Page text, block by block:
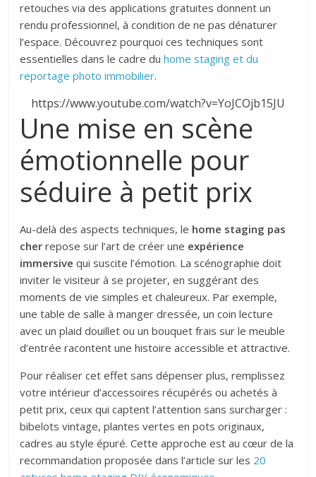
retouches via des applications gratuites donnent un
rendu professionnel, à condition de ne pas dénaturer
l’espace. Découvrez pourquoi ces techniques sont
essentielles dans le cadre duhome staging et du
reportage photo immobilier.
https://www.youtube.com/watch?v=YoJCOjb15JU
Une mise en scène
émotionnelle pour
séduire à petit prix
Au-delà des aspects techniques, le home staging pas
cher repose sur l’art de créer une expérience
immersive qui suscite l’émotion. La scénographie doit
inviter le visiteur à se projeter, en suggérant des
moments de vie simples et chaleureux. Par exemple,
une table de salle à manger dressée, un coin lecture
avec un plaid douillet ou un bouquet frais sur le meuble
d’entrée racontent une histoire accessible et attractive.
Pour réaliser cet effet sans dépenser plus, remplissez
votre intérieur d’accessoires récupérés ou achetés à
petit prix, ceux qui captent l’attention sans surcharger :
bibelots vintage, plantes vertes en pots originaux,
cadres au style épuré. Cette approche est au cœur de la
recommandation proposée dans l’article sur les 20